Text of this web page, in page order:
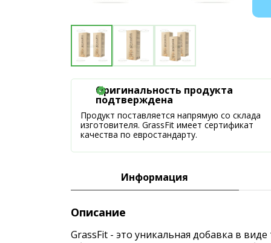
Оригинальность продукта
подтверждена
Продукт поставляется напрямую со склада
изготовителя. GrassFit имеет сертификат
качества по евростандарту.
Информация
Описание
GrassFit - это уникальная добавка в